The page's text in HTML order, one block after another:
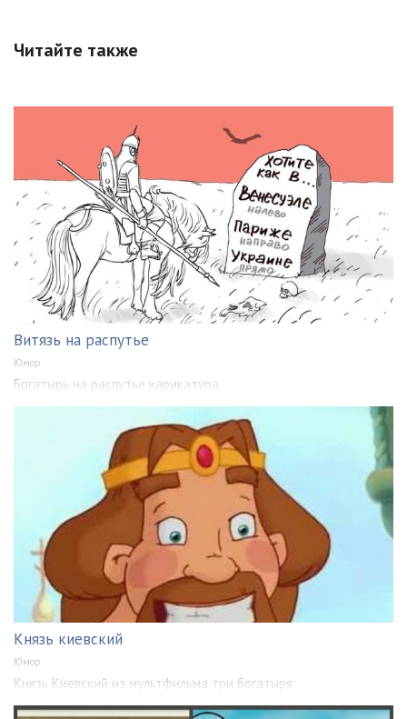
Читайте также
Витязь на распутье
Юмор
Богатырь на распутье карикатура
Князь киевский
Юмор
Князь Киевский из мультфильма три богатыря